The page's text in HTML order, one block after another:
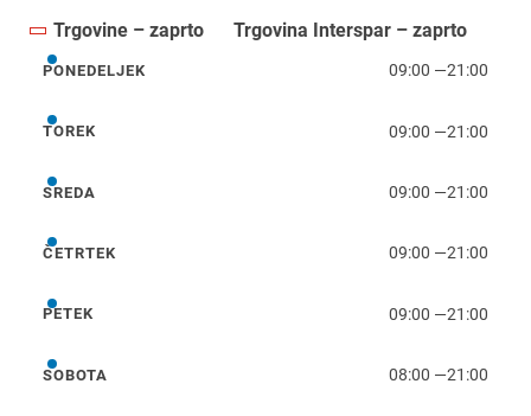
Trgovine – zaprto Trgovina Interspar – zaprto
ponedeljek
PONEDELJEK 09:00 —21:00
torek
TOREK 09:00 —21:00
sreda
SREDA 09:00 —21:00
četrtek
ČETRTEK 09:00 —21:00
petek
PETEK 09:00 —21:00
sobota
SOBOTA 08:00 —21:00